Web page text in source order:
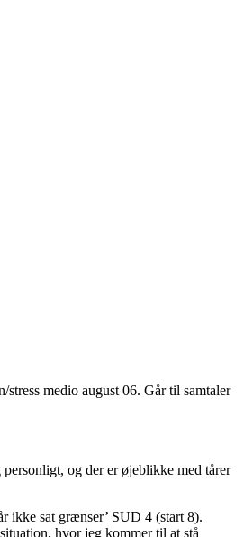
medio august 06. Går til samtaler
og der er øjeblikke med tårer
ikke sat grænser’ SUD 4 (start 8).
hvor jeg kommer til at stå